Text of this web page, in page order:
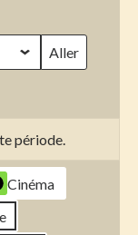
période.
Cinéma